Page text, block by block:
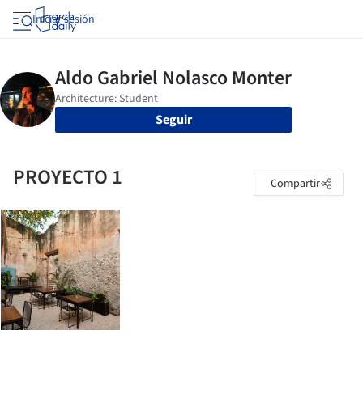
Iniciar sesión
Seguir
PROYECTO 1 Compartir